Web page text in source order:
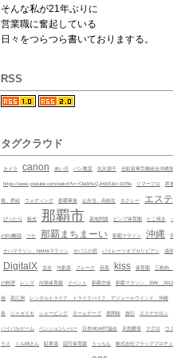
そんな私が21年ぶりに
営業職に奮起している
日々をつらつら書いておりまする。
RSS
タグクラウド
カメラ canon 赤い月 パン教室 矢沢朋子 全駐留軍労働組合沖縄
https://www.youtube.com/watch?v=Y2aWN-QJnWE&t=1079s リマープロ 昇
格、昇給 ウェディング 那覇軍港 お弁当、高校生 タクシー エステ
ぴったり 観光 那覇市 基地問題 ビンプ保育園 たこ焼き
のEU離脱 ツナ 那覇まちまーい 那覇マラソン 沖縄
ナハマラソン、NAHAマラソン サバニの宿 パイレーツオブカリビアン 浦添
DigitalX 北谷 与那原 フレーク 目黒 kiss 保育園 三枚肉
の料理 レンズ 向陽保育園 イベント 那覇空港 那覇マラソン、25年、
港 髙江洲 レンタルトライク、トライクバイク、アジュールウインド、沖縄
長 ジャガイモ シェービング ネームテープ 座間味 旅行 エステサロン
バイバルゲーム ペンションいぺー 日本HEART協会 天然酵母 マグロ ウ
ラス ミル姉さん 駐車場 認可保育園 うっちん 株式会社フラッグプロデュ